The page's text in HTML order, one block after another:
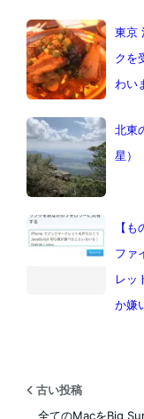
東京
クを
わい
北東
星）
【
ファ
レッ
か嫌
古い投稿
全てのMacをBig